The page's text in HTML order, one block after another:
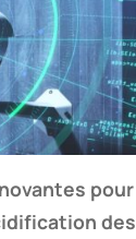
pour
des